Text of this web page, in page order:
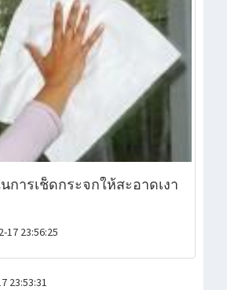
การเช็ดกระจกให้สะอาดเงา
17 23:56:25
23:53:31